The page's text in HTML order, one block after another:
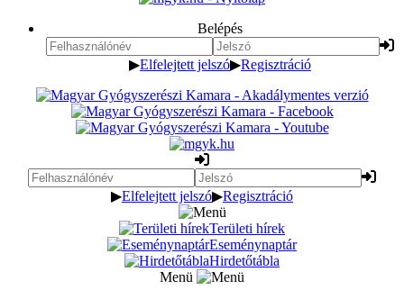
Belépés
▶Elfelejtett jelszó▶Regisztráció
▶Elfelejtett jelszó▶Regisztráció
Területi hírek
Eseménynaptár
Hirdetőtábla
Menü